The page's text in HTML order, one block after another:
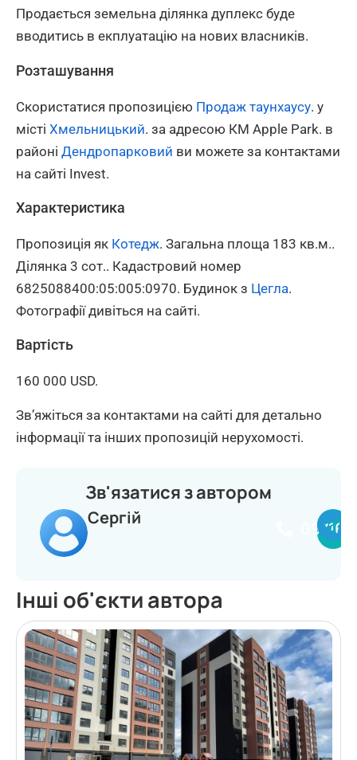
Продається земельна ділянка дуплекс буде
вводитись в екплуатацію на нових власників.
Розташування
Скористатися пропозицією Продаж таунхаусу. у
місті Хмельницький. за адресою КМ Apple Park. в
районі Дендропарковий ви можете за контактами
на сайті Invest.
Характеристика
Пропозиція як Котедж. Загальна площа 183 кв.м..
Ділянка 3 сот.. Кадастровий номер
6825088400:05:005:0970. Будинок з Цегла.
Фотографії дивіться на сайті.
Вартість
160 000 USD.
Зв’яжіться за контактами на сайті для детально
інформації та інших пропозицій нерухомості.
Зв'язатися з автором
Сергій
Інші об'єкти автора